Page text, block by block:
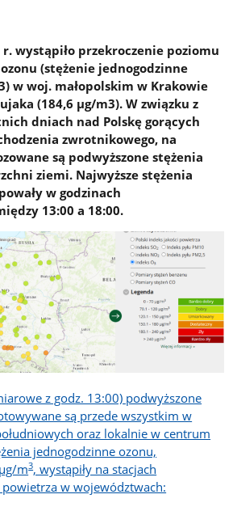
wystąpiło przekroczenie poziomu
(stężenie jednogodzinne
w woj. małopolskim w Krakowie
(184,6 µg/m3). W związku z
dniach nad Polskę gorących
zwrotnikowego, na
są podwyższone stężenia
ziemi. Najwyższe stężenia
w godzinach
13:00 a 18:00.
z godz. 13:00) podwyższone
są przede wszystkim w
oraz lokalnie w centrum
jednogodzinne ozonu,
m3, wystąpiły na stacjach
w województwach: